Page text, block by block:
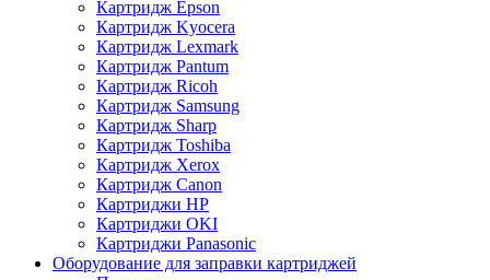
Картридж Epson
Картридж Kyocera
Картридж Lexmark
Картридж Pantum
Картридж Ricoh
Картридж Samsung
Картридж Sharp
Картридж Toshiba
Картридж Xerox
Картридж Сanon
Картриджи HP
Картриджи OKI
Картриджи Panasonic
Оборудование для заправки картриджей